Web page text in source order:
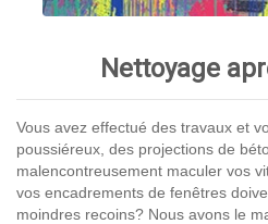
Nettoyage
Vous avez effectué des travaux et
poussiéreux, des projections de
malencontreusement maculer vos
vos encadrements de fenêtres
moindres recoins? Nous avons le